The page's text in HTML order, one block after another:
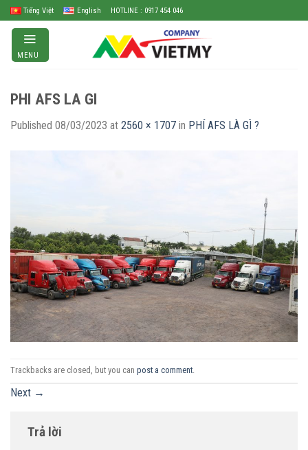
Skip
to
content
Tiếng Việt English HOTLINE : 0917 454 046
MENU
PHI AFS LA GI
Published 08/03/2023 at 2560 × 1707 in PHÍ AFS LÀ GÌ ?
Trackbacks are closed, but you can post a comment.
Next →
Trả lời